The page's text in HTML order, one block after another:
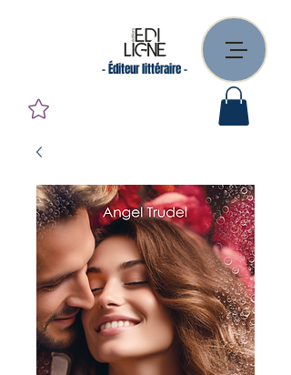
- Éditeur littéraire -